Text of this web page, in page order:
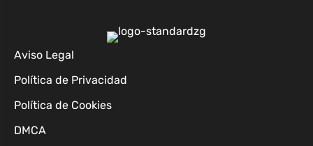
Aviso Legal
Política de Privacidad
Política de Cookies
DMCA